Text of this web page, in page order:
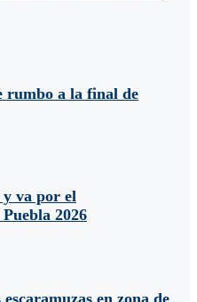
rumbo a la final de
va por el
2026
en zona de